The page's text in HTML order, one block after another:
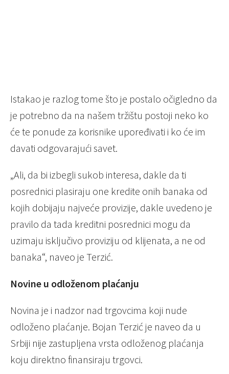
Istakao je razlog tome što je postalo očigledno da
je potrebno da na našem tržištu postoji neko ko
će te ponude za korisnike upoređivati i ko će im
davati odgovarajući savet.
„Ali, da bi izbegli sukob interesa, dakle da ti
posrednici plasiraju one kredite onih banaka od
kojih dobijaju najveće provizije, dakle uvedeno je
pravilo da tada kreditni posrednici mogu da
uzimaju isključivo proviziju od klijenata, a ne od
banaka“, naveo je Terzić.
Novine u odloženom plaćanju
Novina je i nadzor nad trgovcima koji nude
odloženo plaćanje. Bojan Terzić je naveo da u
Srbiji nije zastupljena vrsta odloženog plaćanja
koju direktno finansiraju trgovci.